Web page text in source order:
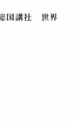
国講社 世界